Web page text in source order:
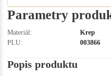
Parametry
Materiál:
Krep
PLU:
003866
Popis produktu